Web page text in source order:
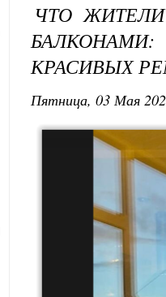
ЧТО
КРАСИВЫХ
Пятница, 03 Мая